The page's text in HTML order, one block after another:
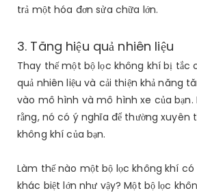
trả một hóa đơn sửa chữa lớn.
3. Tăng hiệu quả nhiên liệu
Thay thế một bộ lọc không khí bị tắc
quả nhiên liệu và cải thiện khả năng
vào mô hình và mô hình xe của bạn.
rằng, nó có ý nghĩa để thường xuyên
không khí của bạn.
Làm thế nào một bộ lọc không khí
khác biệt lớn như vậy? Một bộ lọc